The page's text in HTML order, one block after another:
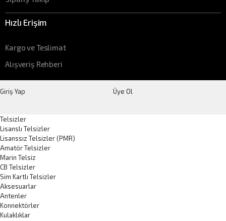
Hızlı Erişim
Kargo ve Teslimat
Alışveriş Rehberi
Giriş Yap Üye Ol
Telsizler
Lisanslı Telsizler
Lisanssız Telsizler (PMR)
Amatör Telsizler
Marin Telsiz
CB Telsizler
Sim Kartlı Telsizler
Aksesuarlar
Antenler
Konnektörler
Kulaklıklar